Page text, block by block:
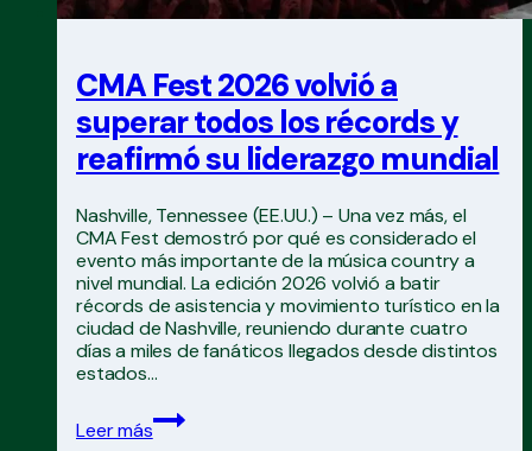
CMA Fest 2026 volvió a
superar todos los récords y
reafirmó su liderazgo mundial
Nashville, Tennessee (EE.UU.) – Una vez más, el
CMA Fest demostró por qué es considerado el
evento más importante de la música country a
nivel mundial. La edición 2026 volvió a batir
récords de asistencia y movimiento turístico en la
ciudad de Nashville, reuniendo durante cuatro
días a miles de fanáticos llegados desde distintos
estados…
Leer más
CMA
Fest